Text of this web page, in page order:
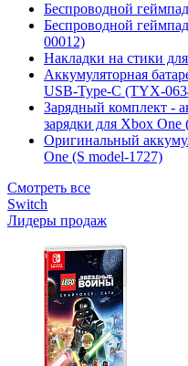
Беспроводной
Беспроводной
00012)
Накладки на стики
Аккумуляторная
USB-Type-C (TYX-
Зарядный комплект -
зарядки для Xbox
Оригинальный
One (S model-1727)
Смотреть все
Switch
Лидеры продаж